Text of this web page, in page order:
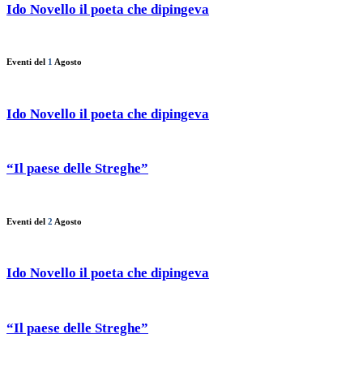
Ido Novello il poeta che dipingeva
Eventi del 1 Agosto
Ido Novello il poeta che dipingeva
“Il paese delle Streghe”
Eventi del 2 Agosto
Ido Novello il poeta che dipingeva
“Il paese delle Streghe”